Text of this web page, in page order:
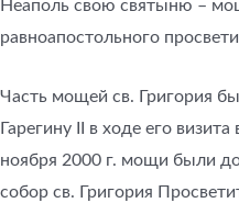
Неаполь свою святыню –
равноапостольного
Часть мощей св. Григория
Гарегину II в ходе его
ноября 2000 г. мощи были
собор св. Григория